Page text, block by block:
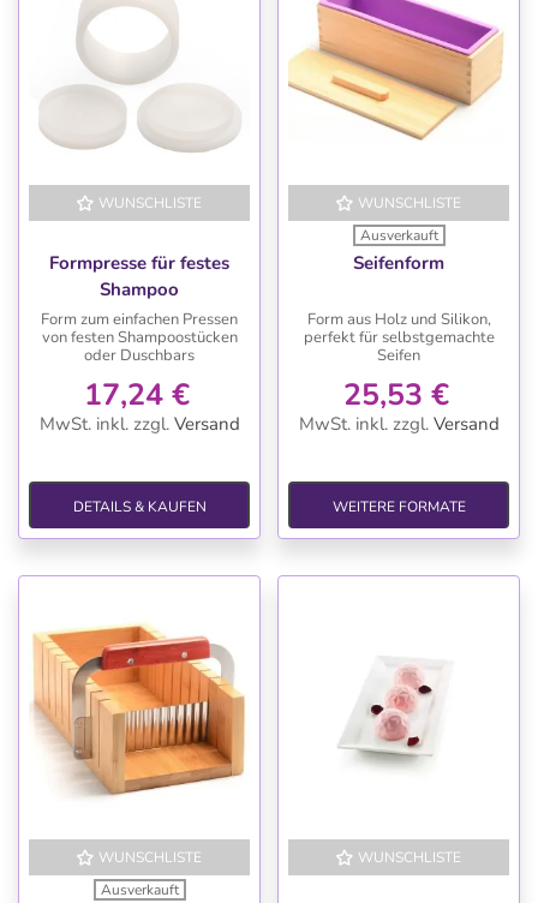
WUNSCHLISTE
Formpresse für festes
Shampoo
Form zum einfachen Pressen
von festen Shampoostücken
oder Duschbars
17,24 €
MwSt. inkl. zzgl. Versand
DETAILS & KAUFEN
WUNSCHLISTE
Ausverkauft
Seifenform
Form aus Holz und Silikon,
perfekt für selbstgemachte
Seifen
25,53 €
MwSt. inkl. zzgl. Versand
WEITERE FORMATE
WUNSCHLISTE
Ausverkauft
WUNSCHLISTE